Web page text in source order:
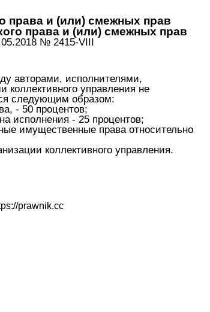
права и (или) смежных прав
права и (или) смежных прав
№ 2415-VIII
авторами, исполнителями,
управления не
следующим образом:
- 50 процентов;
исполнения - 25 процентов;
имущественные права относительно
коллективного управления.
prawnik.cc